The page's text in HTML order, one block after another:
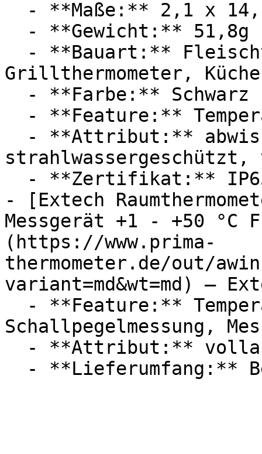
Grillthermometer,
strahlwassergeschützt,
- [Extech
Messgerät +1 - +50 °C
(https://www.prima-
thermometer.de/out/
variant=md&wt=md) —
Schallpegelmessung,